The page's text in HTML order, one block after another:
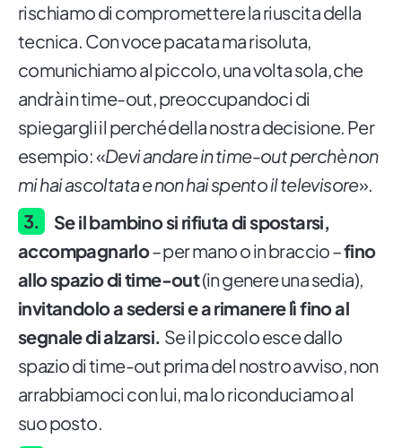
rischiamo di compromettere la riuscita della
tecnica. Con voce pacata ma risoluta,
comunichiamo al piccolo, una volta sola, che
andrà in time-out, preoccupandoci di
spiegargli il perché della nostra decisione. Per
esempio: «Devi andare in time-out perchè non
mi hai ascoltata e non hai spento il televisore».
Se il bambino si rifiuta di spostarsi,
accompagnarlo– per mano o in braccio –fino
allo spazio di time-out(in genere una sedia),
invitandolo a sedersi e a rimanere lì fino al
segnale di alzarsi. Se il piccolo esce dallo
spazio di time-out prima del nostro avviso, non
arrabbiamoci con lui, ma lo riconduciamo al
suo posto.